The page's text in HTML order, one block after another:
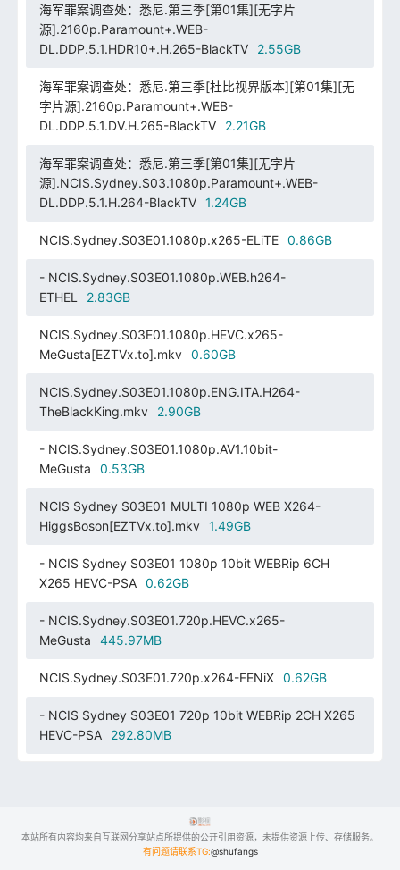
海军罪案调查处：悉尼.第三季[第01集][无字片
源].2160p.Paramount+.WEB-
DL.DDP.5.1.HDR10+.H.265-BlackTV
2.55GB
海军罪案调查处：悉尼.第三季[杜比视界版本][第01集][无
字片源].2160p.Paramount+.WEB-
DL.DDP.5.1.DV.H.265-BlackTV
2.21GB
海军罪案调查处：悉尼.第三季[第01集][无字片
源].NCIS.Sydney.S03.1080p.Paramount+.WEB-
DL.DDP.5.1.H.264-BlackTV
1.24GB
NCIS.Sydney.S03E01.1080p.x265-ELiTE 0.86GB
- NCIS.Sydney.S03E01.1080p.WEB.h264-
ETHEL
2.83GB
NCIS.Sydney.S03E01.1080p.HEVC.x265-
MeGusta[EZTVx.to].mkv
0.60GB
NCIS.Sydney.S03E01.1080p.ENG.ITA.H264-
TheBlackKing.mkv
2.90GB
- NCIS.Sydney.S03E01.1080p.AV1.10bit-
MeGusta
0.53GB
NCIS Sydney S03E01 MULTI 1080p WEB X264-
HiggsBoson[EZTVx.to].mkv
1.49GB
- NCIS Sydney S03E01 1080p 10bit WEBRip 6CH
X265 HEVC-PSA
0.62GB
- NCIS.Sydney.S03E01.720p.HEVC.x265-
MeGusta
445.97MB
NCIS.Sydney.S03E01.720p.x264-FENiX 0.62GB
- NCIS Sydney S03E01 720p 10bit WEBRip 2CH X265
HEVC-PSA
292.80MB
本站所有内容均来自互联网分享站点所提供的公开引用资源，未提供资源上传、存储服务。
有问题请联系TG:@shufangs